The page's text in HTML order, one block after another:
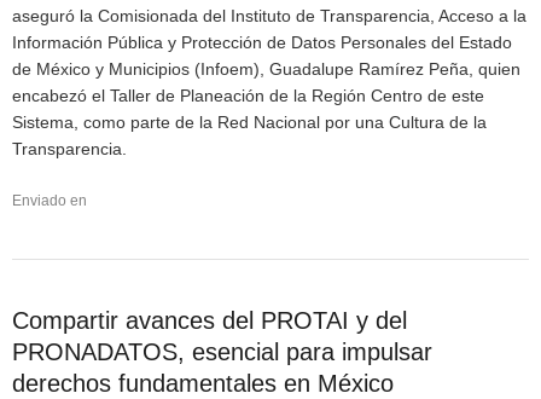
aseguró la Comisionada del Instituto de Transparencia, Acceso a la
Información Pública y Protección de Datos Personales del Estado
de México y Municipios (Infoem), Guadalupe Ramírez Peña, quien
encabezó el Taller de Planeación de la Región Centro de este
Sistema, como parte de la Red Nacional por una Cultura de la
Transparencia.
Enviado en
Compartir avances del PROTAI y del
PRONADATOS, esencial para impulsar
derechos fundamentales en México